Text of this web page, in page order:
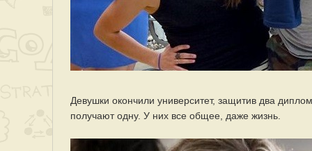
Девушки окончили университет, защитив два
получают одну. У них все общее, даже жизнь.